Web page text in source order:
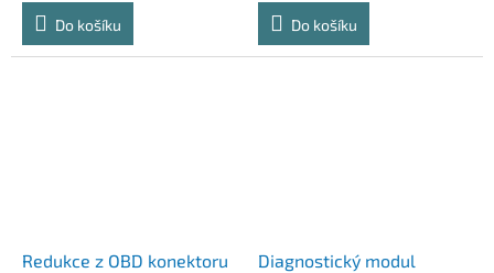
Do košíku Do košíku
Redukce z OBD konektoru
Diagnostický modul